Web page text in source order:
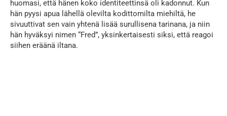
huomasi, että hänen koko identiteettinsä oli kadonnut. Kun
hän pyysi apua lähellä olevilta kodittomilta miehiltä, he
sivuuttivat sen vain yhtenä lisää surullisena tarinana, ja niin
hän hyväksyi nimen “Fred”, yksinkertaisesti siksi, että reagoi
siihen eräänä iltana.